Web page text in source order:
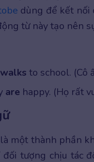
dùng để kết nối
từ này tạo nên
walks to school. (Cô
are happy. (Họ rất
một thành phần
tượng chịu tác